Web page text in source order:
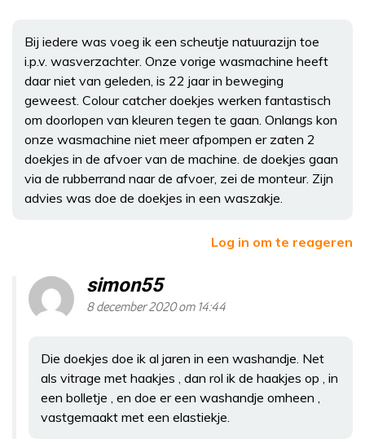
Bij iedere was voeg ik een scheutje natuurazijn toe
i.p.v. wasverzachter. Onze vorige wasmachine heeft
daar niet van geleden, is 22 jaar in beweging
geweest. Colour catcher doekjes werken fantastisch
om doorlopen van kleuren tegen te gaan. Onlangs kon
onze wasmachine niet meer afpompen er zaten 2
doekjes in de afvoer van de machine. de doekjes gaan
via de rubberrand naar de afvoer, zei de monteur. Zijn
advies was doe de doekjes in een waszakje.
Log in om te reageren
simon55
8 december 2020 om 14:44
Die doekjes doe ik al jaren in een washandje. Net
als vitrage met haakjes , dan rol ik de haakjes op , in
een bolletje , en doe er een washandje omheen ,
vastgemaakt met een elastiekje.